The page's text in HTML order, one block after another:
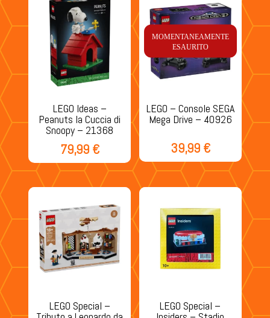
LEGO Ideas –
Peanuts la Cuccia di
Snoopy – 21368
79,99 €
MOMENTANEAMENTE
ESAURITO
LEGO – Console SEGA
Mega Drive – 40926
39,99 €
LEGO Special – LEGO Special –